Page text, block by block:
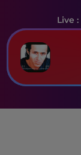
Live :